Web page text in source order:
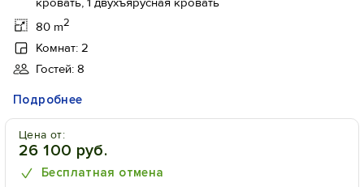
80 m2
Комнат: 2
Гостей: 8
Подробнее
Цена от:
26 100 руб.
Бесплатная отмена